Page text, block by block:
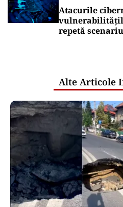
Atacurile
repetă
Alte Articole